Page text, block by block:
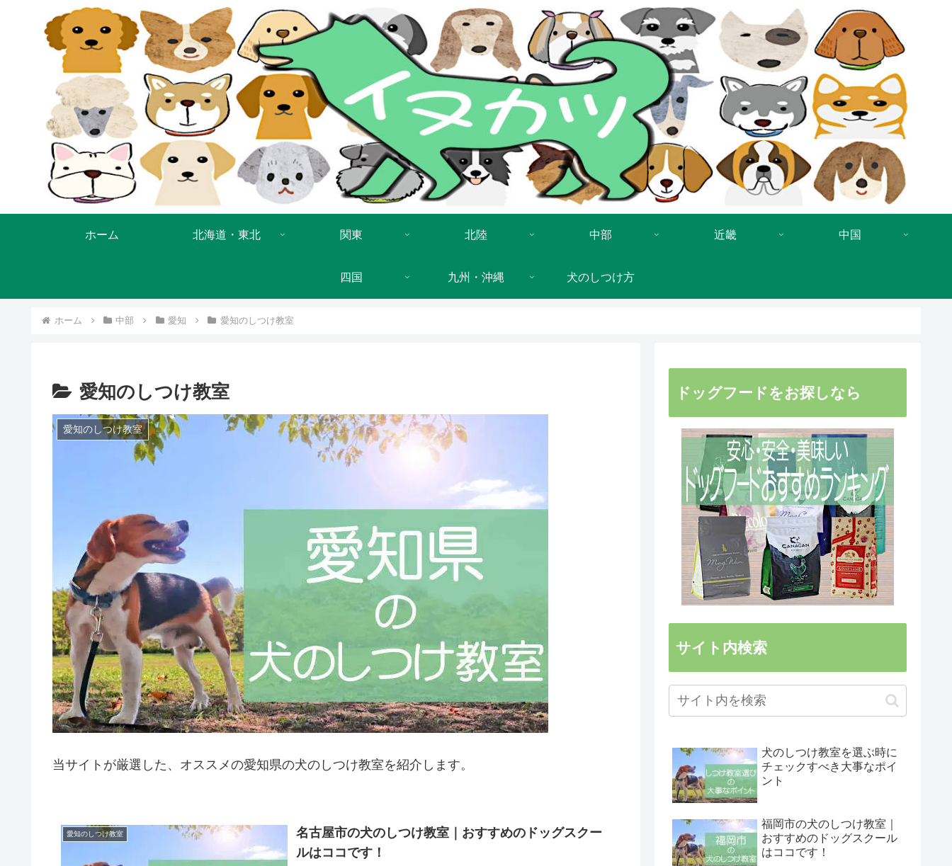
ホーム 北海道・東北 関東 北陸 中部 近畿 中国
四国 九州・沖縄 犬のしつけ方
ホーム 中部 愛知 愛知のしつけ教室
愛知のしつけ教室
愛知のしつけ教室
当サイトが厳選した、オススメの愛知県の犬のしつけ教室を紹介します。
愛知のしつけ教室
名古屋市の犬のしつけ教室｜おすすめのドッグスクー
ルはココです！
ドッグフードをお探しなら
サイト内検索
犬のしつけ教室を選ぶ時に
チェックすべき大事なポイ
ント
福岡市の犬のしつけ教室｜
おすすめのドッグスクール
はココです！